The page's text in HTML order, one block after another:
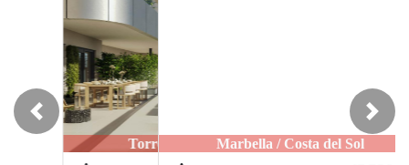
Marbella / Costa del Sol
Previous Next